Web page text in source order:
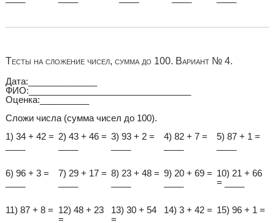
Тесты на сложение чисел, сумма до 100. Вариант № 4.
Дата:______________
ФИО:_________________________________
Оценка:__________
Сложи числа (сумма чисел до 100).
1) 34 + 42 = 2) 43 + 46 = 3) 93 + 2 =
4) 82 + 7 =
5) 87 + 1 =
6) 96 + 3 =
7) 29 + 17 = 8) 23 + 48 = 9) 20 + 69 = 10) 21 + 66
= ____
11) 87 + 8 = 12) 48 + 23
= ____
13) 30 + 54
= ____
14) 3 + 42 = 15) 96 + 1 =